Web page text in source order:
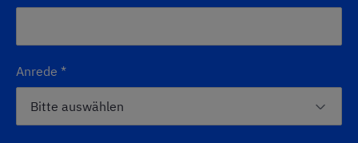
Anrede *